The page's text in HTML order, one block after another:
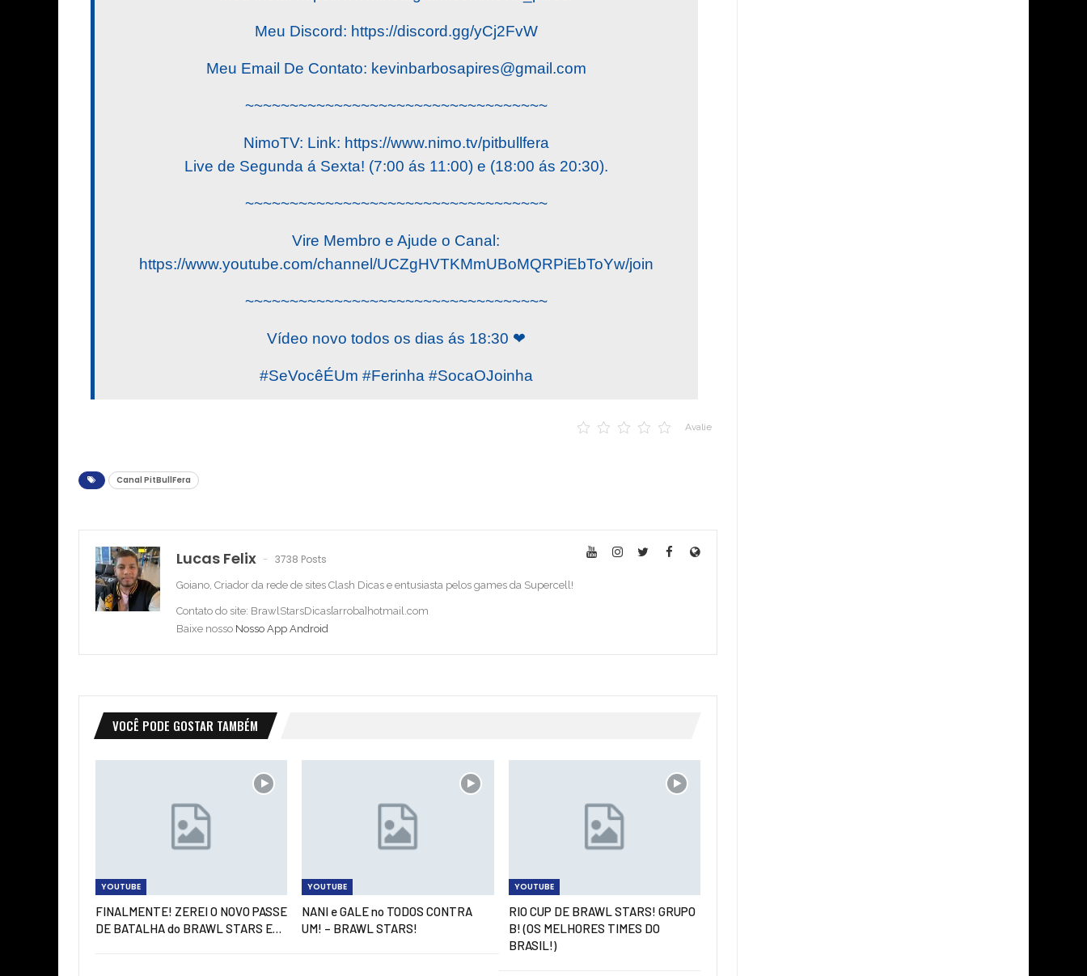
Meu Discord: https://discord.gg/yCj2FvW
Meu Email De Contato: kevinbarbosapires@gmail.com
~~~~~~~~~~~~~~~~~~~~~~~~~~~~~~~~~~
NimoTV: Link: https://www.nimo.tv/pitbullfera
Live de Segunda á Sexta! (7:00 ás 11:00) e (18:00 ás 20:30).
~~~~~~~~~~~~~~~~~~~~~~~~~~~~~~~~~~
Vire Membro e Ajude o Canal:
https://www.youtube.com/channel/UCZgHVTKMmUBoMQRPiEbToYw/join
~~~~~~~~~~~~~~~~~~~~~~~~~~~~~~~~~~
Vídeo novo todos os dias ás 18:30 ❤
#SeVocêÉUm #Ferinha #SocaOJoinha
Avalie
Canal PitBullFera
Lucas Felix 3738 Posts
Goiano, Criador da rede de sites Clash Dicas e entusiasta pelos games da Supercell!
Contato do site: BrawlStarsDicas[arroba]hotmail.com
Baixe nosso Nosso App Android
VOCÊ PODE GOSTAR TAMBÉM
YOUTUBE
FINALMENTE! ZEREI O NOVO PASSE
DE BATALHA do BRAWL STARS E…
YOUTUBE
NANI e GALE no TODOS CONTRA
UM! – BRAWL STARS!
YOUTUBE
RIO CUP DE BRAWL STARS! GRUPO
B! (OS MELHORES TIMES DO
BRASIL!)